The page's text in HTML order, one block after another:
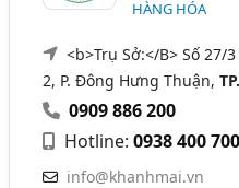
HÀNG HÓA
<b>Trụ Sở:</B> Số
2, P. Đông Hưng Thuận,
0909 886 200
Hotline:0938 400 700
info@khanhmai.vn